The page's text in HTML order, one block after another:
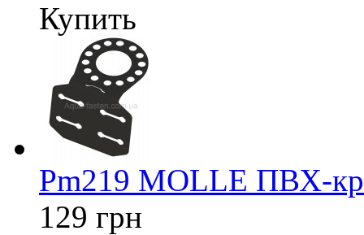
Купить
Pm219 MOLLE ПВХ-
129 грн